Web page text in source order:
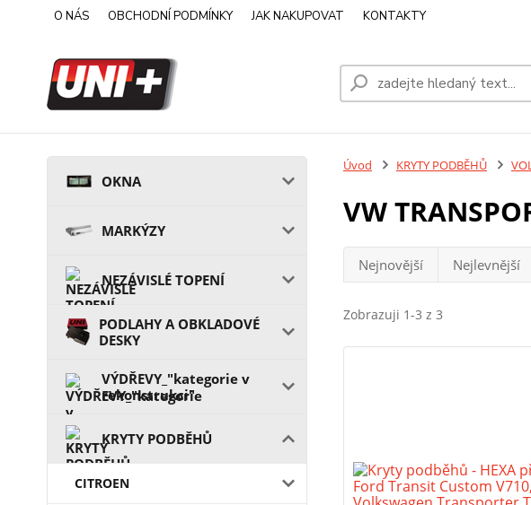
O NÁS OBCHODNÍ PODMÍNKY JAK NAKUPOVAT KONTAKTY
OKNA
MARKÝZY
NEZÁVISLÉ TOPENÍ
PODLAHY A OBKLADOVÉ
DESKY
VÝDŘEVY_"kategorie v
rekonstrukci"
KRYTY PODBĚHŮ
CITROEN
Úvod KRYTY PODBĚHŮ
VW
Nejnovější Nejlevnější
Zobrazuji 1-3 z 3